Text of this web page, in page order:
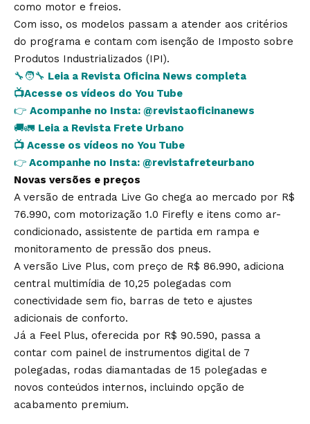
como motor e freios.
Com isso, os modelos passam a atender aos critérios
do programa e contam com isenção de Imposto sobre
Produtos Industrializados (IPI).
🔧🧑‍🔧 Leia a Revista Oficina News completa
📺Acesse os vídeos do You Tube
👉 Acompanhe no Insta: @revistaoficinanews
🚚🚛 Leia a Revista Frete Urbano
📺 Acesse os vídeos no You Tube
👉 Acompanhe no Insta: @revistafreteurbano
Novas versões e preços
A versão de entrada Live Go chega ao mercado por R$
76.990, com motorização 1.0 Firefly e itens como ar-
condicionado, assistente de partida em rampa e
monitoramento de pressão dos pneus.
A versão Live Plus, com preço de R$ 86.990, adiciona
central multimídia de 10,25 polegadas com
conectividade sem fio, barras de teto e ajustes
adicionais de conforto.
Já a Feel Plus, oferecida por R$ 90.590, passa a
contar com painel de instrumentos digital de 7
polegadas, rodas diamantadas de 15 polegadas e
novos conteúdos internos, incluindo opção de
acabamento premium.